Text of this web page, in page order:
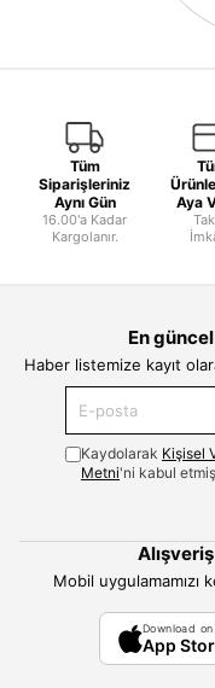
Tüm
Siparişleriniz
Aynı Gün
16.00'a Kadar
Kargolanır.
Aya
En
Haber listemize kayıt
Kaydolarak Kişisel
Metni'ni kabul
Mobil uygulamamızı
Download
App